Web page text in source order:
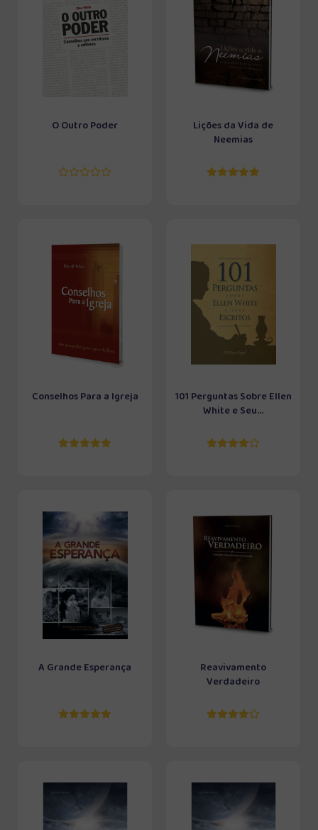
O Outro Poder
Lições da Vida de
Neemias
Conselhos Para a Igreja
101 Perguntas Sobre Ellen
White e Seu...
A Grande Esperança
Reavivamento
Verdadeiro